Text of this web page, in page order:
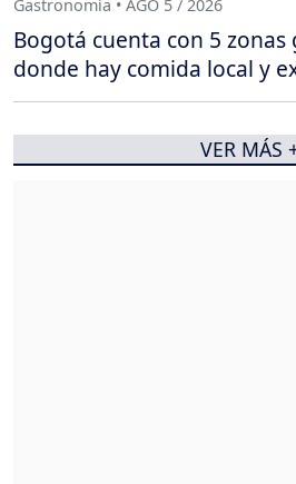
Gastronomía • AGO 5 / 2026
Bogotá cuenta con 5
donde hay comida local y
VER MÁS